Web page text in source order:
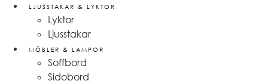
LJUSSTAKAR & LYKTOR
Lyktor
Ljusstakar
MÖBLER & LAMPOR
Soffbord
Sidobord